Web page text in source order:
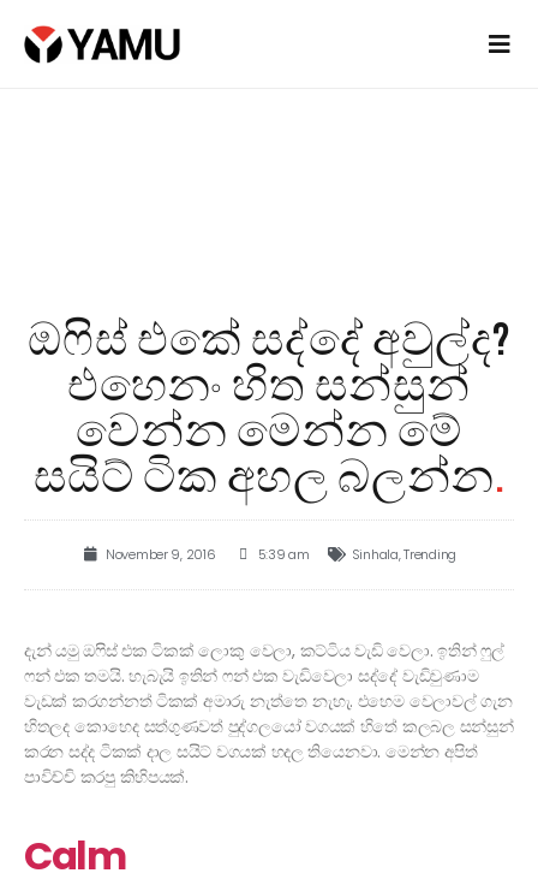
ඔෆිස් එකේ සද්දේ අවුල්ද?
එහෙනං හිත සන්සුන්
වෙන්න මෙන්න මේ
සයිට් ටික අහල බලන්න.
November 9, 2016 5:39 am Sinhala,Trending
දැන් යමු ඔෆිස් එක ටිකක් ලොකු වෙලා, කට්ටිය වැඩි වෙලා. ඉතින් ෆුල්
ෆන් එක තමයි. හැබැයි ඉතින් ෆන් එක වැඩිවෙලා සද්දේ වැඩිවුණාම
වැඩක් කරගන්නත් ටිකක් අමාරු නැත්තෙ නැහැ. එහෙම වෙලාවල් ගැන
හිතලද කොහෙද සත්ගුණවත් පුද්ගලයෝ වගයක් හිතේ කලබල සන්සුන්
කරන සද්ද ටිකක් දාල සයිට් වගයක් හදල තියෙනවා. මෙන්න අපිත්
පාවිච්චි කරපු කිහිපයක්.
Calm